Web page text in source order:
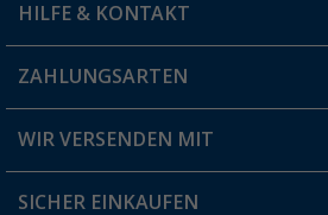
Vorteilskarte
Blog
Jobs & Karriere
HILFE & KONTAKT
FAQ & Kontakt
Versandinformationen
ZAHLUNGSARTEN
WIR VERSENDEN MIT
SICHER EINKAUFEN